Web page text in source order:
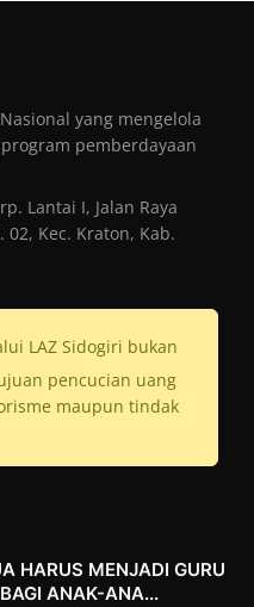
yang mengelola
pemberdayaan
Lantai I, Jalan Raya
02, Kec. Kraton, Kab.
LAZ Sidogiri bukan
pencucian uang
maupun tindak
HARUS MENJADI GURU
ANAK-ANA...